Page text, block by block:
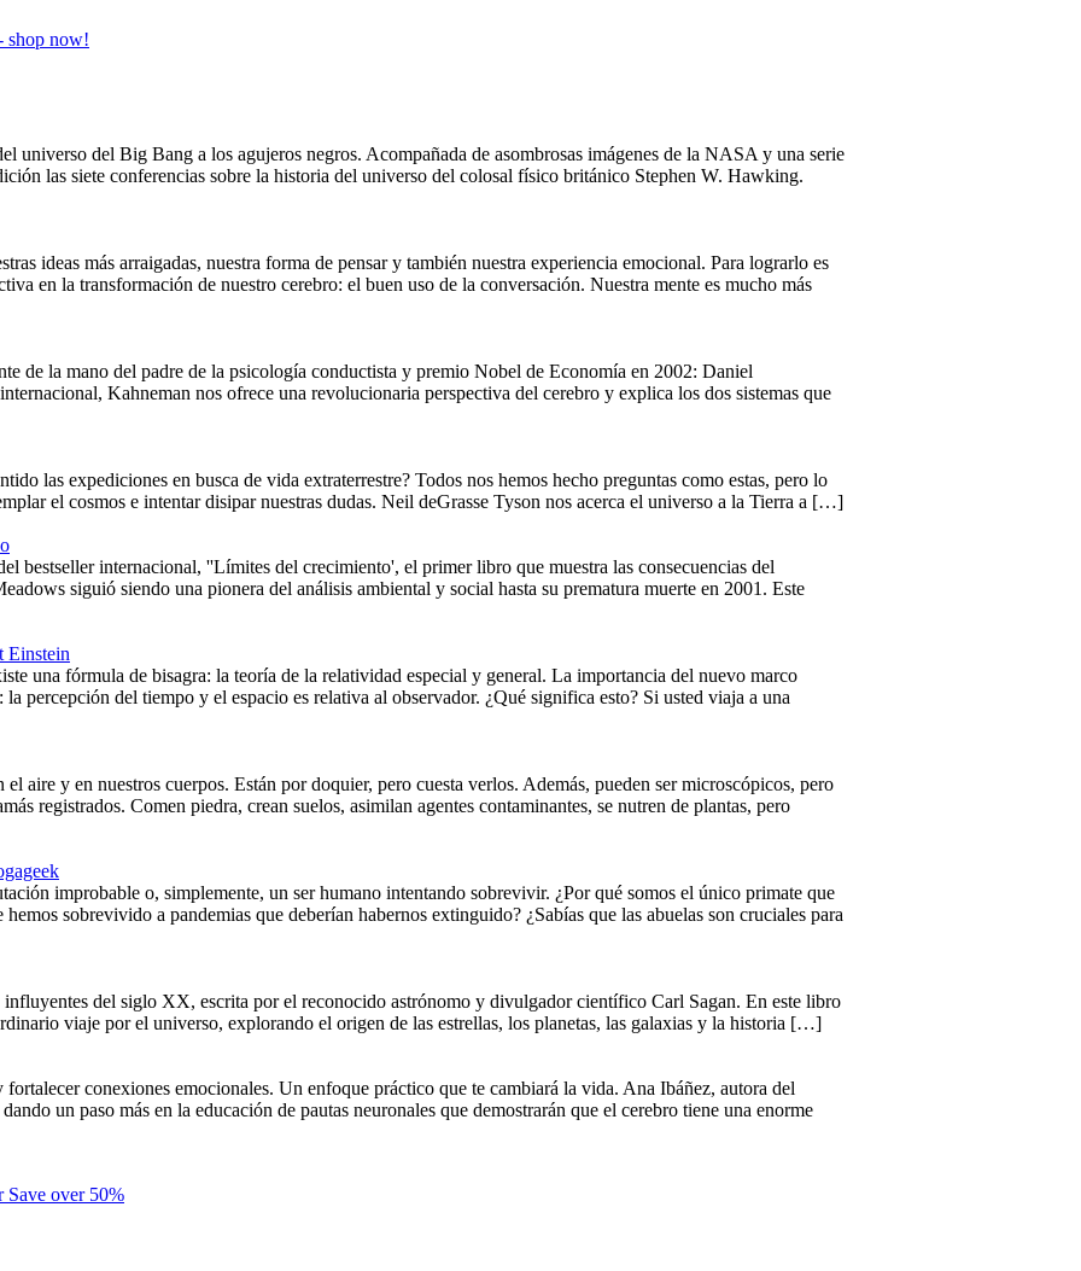
universo del Big Bang a los agujeros negros. Acompañada de asombrosas imágenes de la NASA y una serie
las siete conferencias sobre la historia del universo del colosal físico británico Stephen W. Hawking.
ideas más arraigadas, nuestra forma de pensar y también nuestra experiencia emocional. Para lograrlo es
en la transformación de nuestro cerebro: el buen uso de la conversación. Nuestra mente es mucho más
de la mano del padre de la psicología conductista y premio Nobel de Economía en 2002: Daniel
Kahneman nos ofrece una revolucionaria perspectiva del cerebro y explica los dos sistemas que
las expediciones en busca de vida extraterrestre? Todos nos hemos hecho preguntas como estas, pero lo
el cosmos e intentar disipar nuestras dudas. Neil deGrasse Tyson nos acerca el universo a la Tierra a […]
bestseller internacional, ''Límites del crecimiento', el primer libro que muestra las consecuencias del
siguió siendo una pionera del análisis ambiental y social hasta su prematura muerte en 2001. Este
Einstein
una fórmula de bisagra: la teoría de la relatividad especial y general. La importancia del nuevo marco
percepción del tiempo y el espacio es relativa al observador. ¿Qué significa esto? Si usted viaja a una
aire y en nuestros cuerpos. Están por doquier, pero cuesta verlos. Además, pueden ser microscópicos, pero
registrados. Comen piedra, crean suelos, asimilan agentes contaminantes, se nutren de plantas, pero
improbable o, simplemente, un ser humano intentando sobrevivir. ¿Por qué somos el único primate que
sobrevivido a pandemias que deberían habernos extinguido? ¿Sabías que las abuelas son cruciales para
del siglo XX, escrita por el reconocido astrónomo y divulgador científico Carl Sagan. En este libro
viaje por el universo, explorando el origen de las estrellas, los planetas, las galaxias y la historia […]
conexiones emocionales. Un enfoque práctico que te cambiará la vida. Ana Ibáñez, autora del
un paso más en la educación de pautas neuronales que demostrarán que el cerebro tiene una enorme